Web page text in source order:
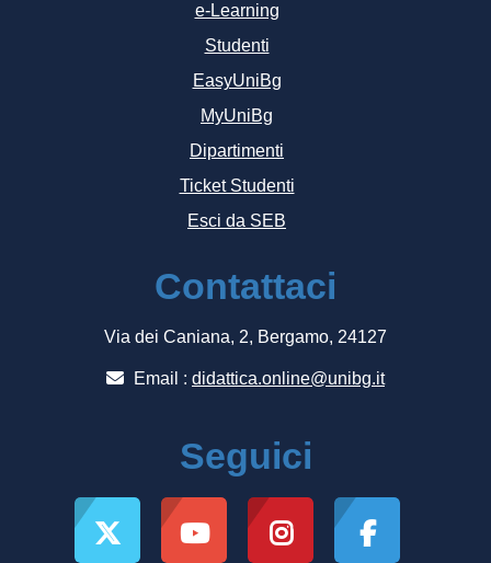
e-Learning
Studenti
EasyUniBg
MyUniBg
Dipartimenti
Ticket Studenti
Esci da SEB
Contattaci
Via dei Caniana, 2, Bergamo, 24127
Email : didattica.online@unibg.it
Seguici